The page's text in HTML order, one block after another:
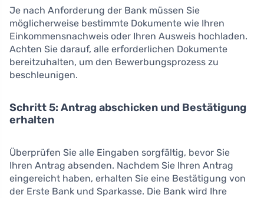
Je nach Anforderung der Bank müssen Sie
möglicherweise bestimmte Dokumente wie Ihren
Einkommensnachweis oder Ihren Ausweis hochladen.
Achten Sie darauf, alle erforderlichen Dokumente
bereitzuhalten, um den Bewerbungsprozess zu
beschleunigen.
Schritt 5: Antrag abschicken und Bestätigung
erhalten
Überprüfen Sie alle Eingaben sorgfältig, bevor Sie
Ihren Antrag absenden. Nachdem Sie Ihren Antrag
eingereicht haben, erhalten Sie eine Bestätigung von
der Erste Bank und Sparkasse. Die Bank wird Ihre